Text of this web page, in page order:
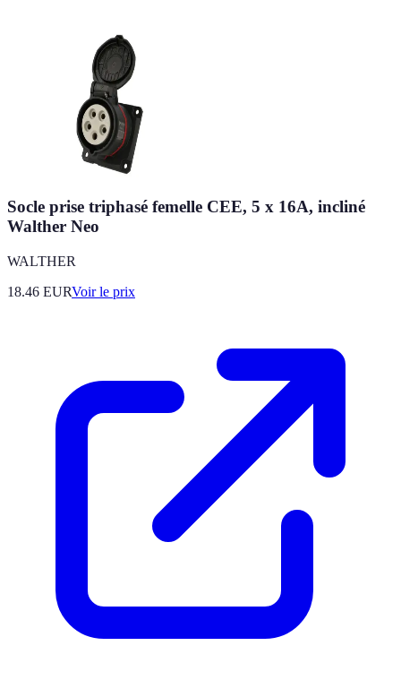
Socle prise triphasé femelle CEE, 5 x 16A, incliné
Walther Neo
WALTHER
18.46 EURVoir le prix